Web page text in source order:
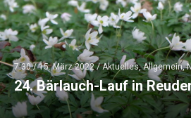
7:30 /15. März 2022/Aktuelles,Allgemein,
24. Bärlauch-Lauf in